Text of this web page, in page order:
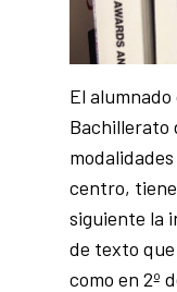
El
Bachillerato
centro,
siguiente la
de texto
como en 2º